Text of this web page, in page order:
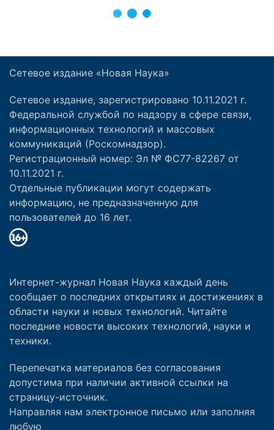
Сетевое издание «Новая Наука»
Сетевое издание, зарегистрировано 10.11.2021 г.
Федеральной службой по надзору в сфере связи,
информационных технологий и массовых
коммуникаций (Роскомнадзор).
Регистрационный номер: Эл № ФС77-82267 от
10.11.2021 г.
Отдельные публикации могут содержать
информацию, не предназначенную для
пользователей до 16 лет.
Интернет-журнал Новая Наука каждый день
сообщает о последних открытиях и достижениях в
области науки и новых технологий. Читайте
последние новости высоких технологий, науки и
техники.
Перепечатка материалов без согласования
допустима при наличии активной ссылки на
страницу-источник.
Направляя нам электронное письмо или заполняя
любую